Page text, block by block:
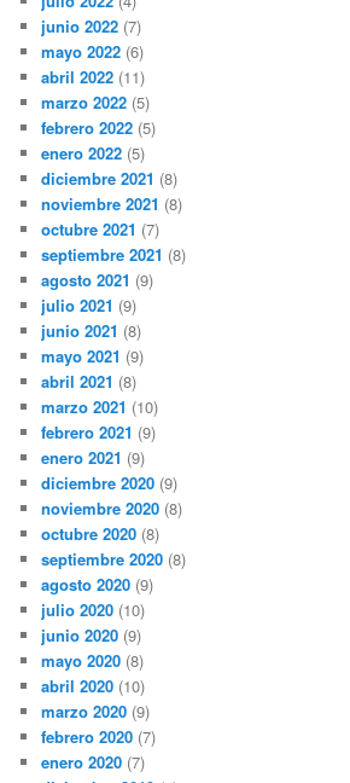
junio 2022 (7)
mayo 2022 (6)
abril 2022 (11)
marzo 2022 (5)
febrero 2022 (5)
enero 2022 (5)
diciembre 2021 (8)
noviembre 2021 (8)
octubre 2021 (7)
septiembre 2021 (8)
agosto 2021 (9)
julio 2021 (9)
junio 2021 (8)
mayo 2021 (9)
abril 2021 (8)
marzo 2021 (10)
febrero 2021 (9)
enero 2021 (9)
diciembre 2020 (9)
noviembre 2020 (8)
octubre 2020 (8)
septiembre 2020 (8)
agosto 2020 (9)
julio 2020 (10)
junio 2020 (9)
mayo 2020 (8)
abril 2020 (10)
marzo 2020 (9)
febrero 2020 (7)
enero 2020 (7)